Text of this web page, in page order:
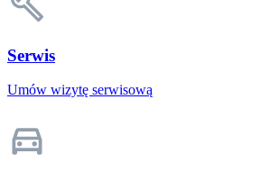
Serwis
Umów wizytę serwisową